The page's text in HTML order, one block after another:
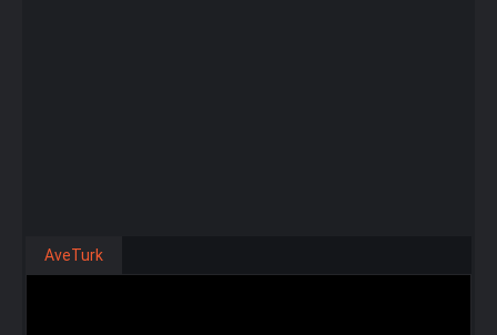
AveTurk